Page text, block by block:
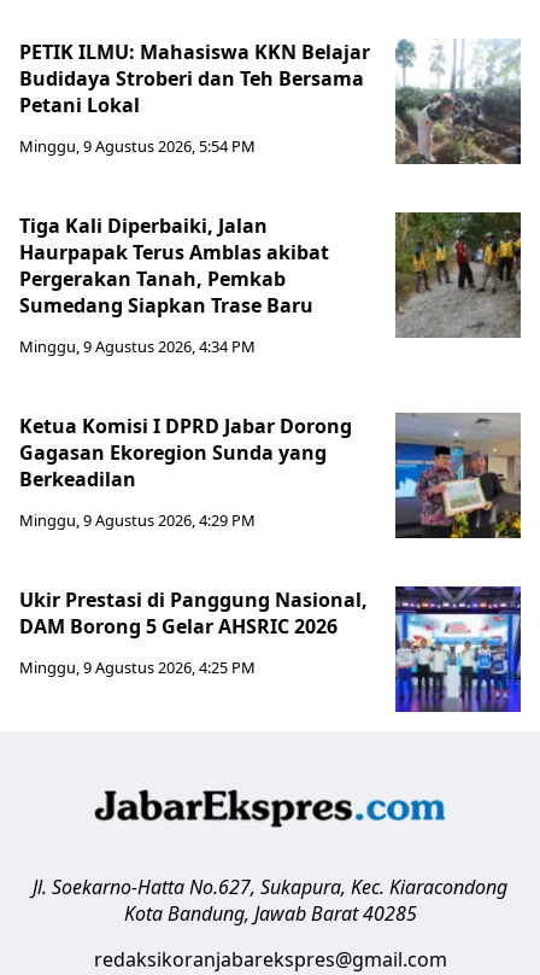
PETIK ILMU: Mahasiswa KKN Belajar
Budidaya Stroberi dan Teh Bersama
Petani Lokal
Minggu, 9 Agustus 2026, 5:54 PM
Tiga Kali Diperbaiki, Jalan
Haurpapak Terus Amblas akibat
Pergerakan Tanah, Pemkab
Sumedang Siapkan Trase Baru
Minggu, 9 Agustus 2026, 4:34 PM
Ketua Komisi I DPRD Jabar Dorong
Gagasan Ekoregion Sunda yang
Berkeadilan
Minggu, 9 Agustus 2026, 4:29 PM
Ukir Prestasi di Panggung Nasional,
DAM Borong 5 Gelar AHSRIC 2026
Minggu, 9 Agustus 2026, 4:25 PM
Jl. Soekarno-Hatta No.627, Sukapura, Kec. Kiaracondong
Kota Bandung, Jawab Barat 40285
redaksikoranjabarekspres@gmail.com